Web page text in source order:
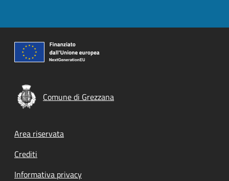
Comune di Grezzana
Footer menu
Area riservata
Crediti
Informativa privacy